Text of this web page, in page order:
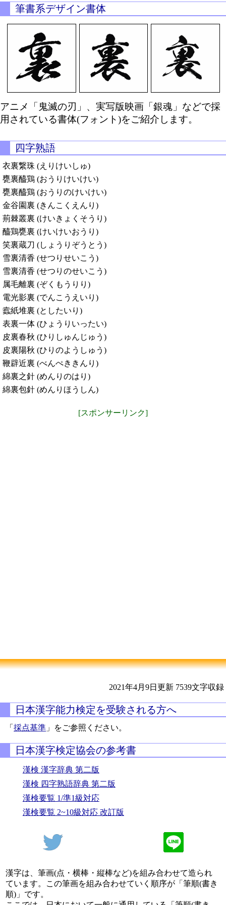
筆書系デザイン書体
アニメ「鬼滅の刃」、実写版映画「銀魂」などで採
用されている書体(フォント)をご紹介します。
四字熟語
衣裏繋珠 (えりけいしゅ)
甕裏醯鶏 (おうりけいけい)
甕裏醯鶏 (おうりのけいけい)
金谷園裏 (きんこくえんり)
荊棘叢裏 (けいきょくそうり)
醯鶏甕裏 (けいけいおうり)
笑裏蔵刀 (しょうりぞうとう)
雪裏清香 (せつりせいこう)
雪裏清香 (せつりのせいこう)
属毛離裏 (ぞくもうりり)
電光影裏 (でんこうえいり)
蠧紙堆裏 (としたいり)
表裏一体 (ひょうりいったい)
皮裏春秋 (ひりしゅんじゅう)
皮裏陽秋 (ひりのようしゅう)
鞭辟近裏 (べんぺききんり)
綿裏之針 (めんりのはり)
綿裏包針 (めんりほうしん)
[スポンサーリンク]
2021年4月9日更新 7539文字収録
日本漢字能力検定を受験される方へ
「採点基準 」をご参照ください。
日本漢字検定協会の参考書
漢検 漢字辞典 第二版
漢検 四字熟語辞典 第二版
漢検要覧 1/準1級対応
漢検要覧 2~10級対応 改訂版
漢字は、筆画(点・横棒・縦棒など)を組み合わせて造られ
ています。この筆画を組み合わせていく順序が「筆順(書き
順)」です。